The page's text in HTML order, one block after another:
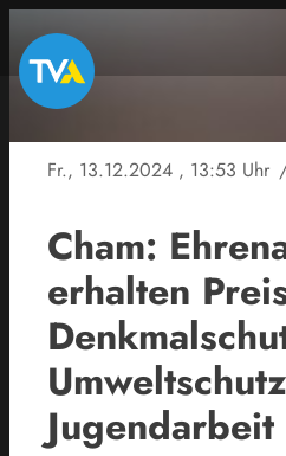
Fr., 13.12.2024 , 13:53 Uhr
Cham:
erhalten
Jugendarbeit